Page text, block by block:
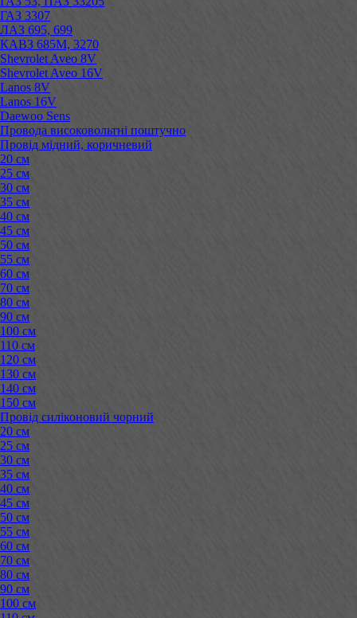
ГАЗ 3307
ЛАЗ 695, 699
КАВЗ 685М, 3270
Shevrolet Aveo 8V
Shevrolet Aveo 16V
Lanos 8V
Lanos 16V
Daewoo Sens
Провода високовольтні поштучно
Провід мідний, коричневий
20 см
25 см
30 см
35 см
40 см
45 см
50 см
55 см
60 см
70 см
80 см
90 см
100 см
110 см
120 см
130 см
140 см
150 см
Провід силіконовий чорний
20 см
25 см
30 см
35 см
40 см
45 см
50 см
55 см
60 см
70 см
80 см
90 см
100 см